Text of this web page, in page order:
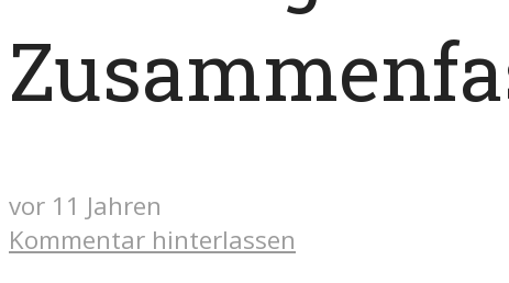
vor 11 Jahren
Kommentar hinterlassen